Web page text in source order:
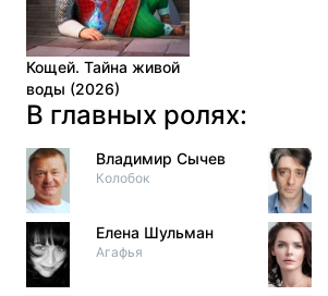
Кощей. Тайна живой
воды (2026)
В главных ролях:
Владимир Сычев
Колобок
Елена Шульман
Агафья